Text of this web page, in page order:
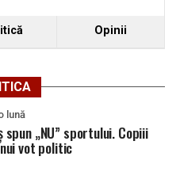
disponibile la 4 august
lista posturilor
partenera
la spital pentru a le
ca sursă
Opinii
lună
spun „NU” sportului. Copiii
vot politic